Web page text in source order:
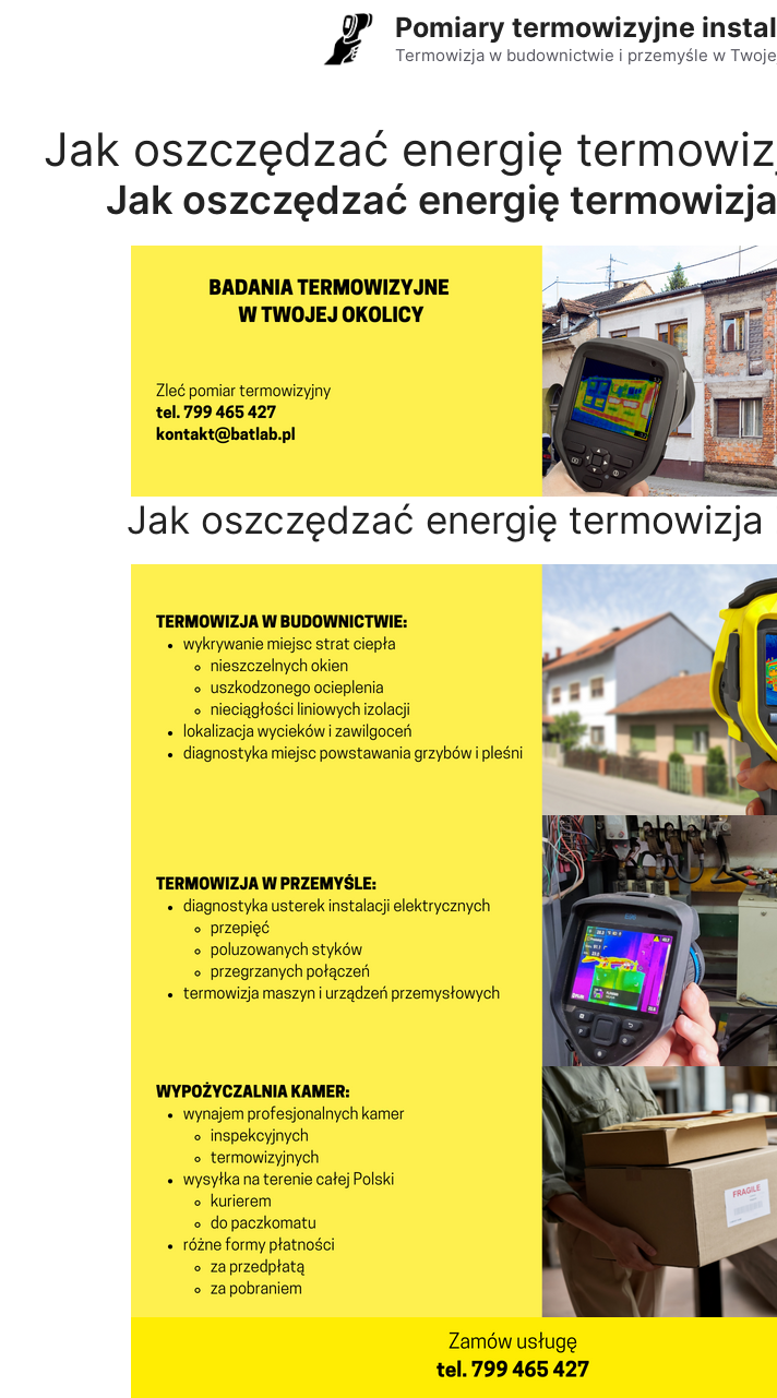
Pomiary termowizyjne
Termowizja w budownictwie i przemyśle w
Jak oszczędzać energię
Jak oszczędzać energię
Jak oszczędzać energię termowizja